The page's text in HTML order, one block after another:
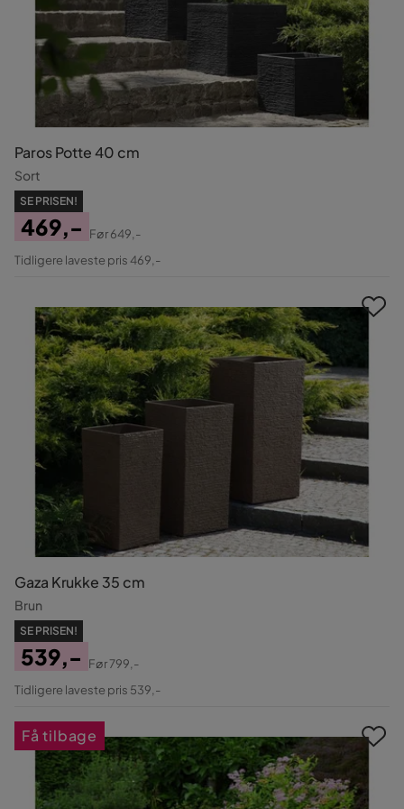
Paros Potte 40 cm
Sort
SE PRISEN!
Pris
469,-
Original
Før649,-
Tidligere laveste pris 469,-
Gaza Krukke 35 cm
Brun
SE PRISEN!
Pris
539,-
Original
Før799,-
Tidligere laveste pris 539,-
Få tilbage